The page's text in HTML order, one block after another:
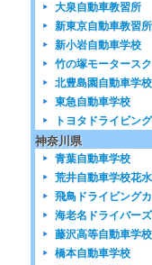
大泉自動車教習所
新東京自動車教習所
新小岩自動車学校
竹の塚モータース
北豊島園自動車学校
東急自動車学校
トヨタドライビン
神奈川県
青葉自動車学校
荒井自動車学校花
飛鳥ドライビング
海老名ドライバー
藤沢高等自動車学校
橋本自動車学校